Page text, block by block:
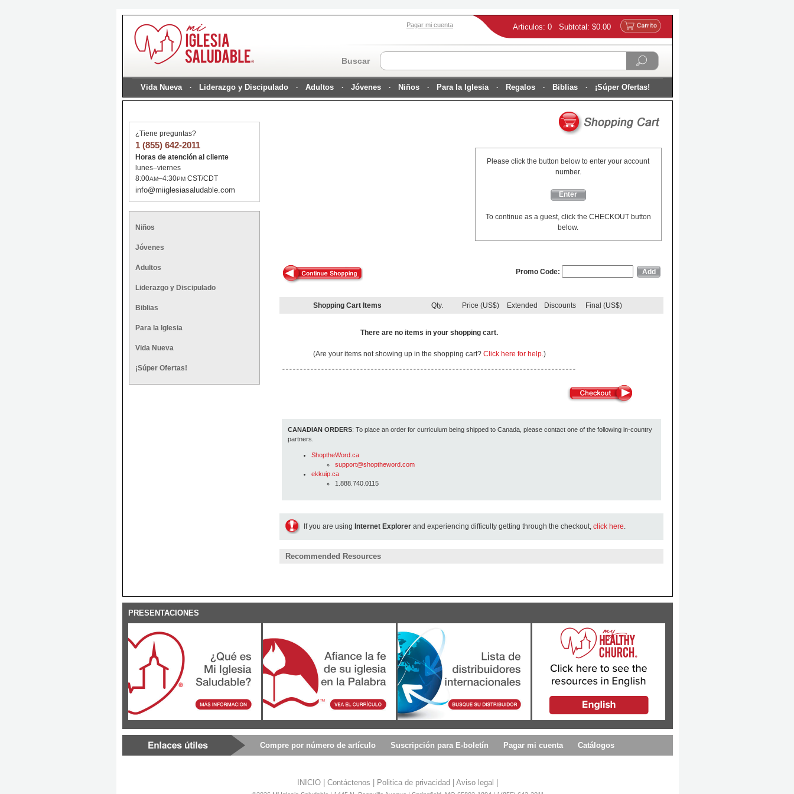
Articulos: 0 Subtotal: $0.00
Pagar mi cuenta
Buscar
Vida Nueva Liderazgo y Discipulado Adultos Jóvenes Niños Para la Iglesia Regalos Biblias ¡Súper Ofertas!
¿Tiene preguntas?
1 (855) 642-2011
Horas de atención al cliente
lunes–viernes
8:00AM–4:30PM CST/CDT
info@miiglesiasaludable.com
Niños
Jóvenes
Adultos
Liderazgo y Discipulado
Biblias
Para la Iglesia
Vida Nueva
¡Súper Ofertas!
Please click the button below to enter your account
number.
Enter
To continue as a guest, click the CHECKOUT button
below.
Promo Code:
Shopping Cart Items Qty. Price (US$) Extended Discounts Final (US$)
There are no items in your shopping cart.
(Are your items not showing up in the shopping cart? Click here for help.)
CANADIAN ORDERS: To place an order for curriculum being shipped to Canada, please contact one of the following in-country
partners.
ShoptheWord.ca
support@shoptheword.com
ekkuip.ca
1.888.740.0115
If you are using Internet Explorer and experiencing difficulty getting through the checkout, click here
Recommended Resources
PRESENTACIONES
Compre por número de artículo Suscripción para E-boletín Pagar mi cuenta Catálogos
INICIO Contáctenos Politica de privacidad Aviso legal